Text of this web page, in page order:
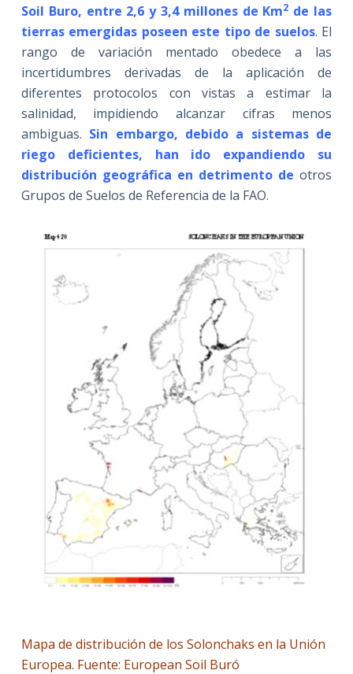
Soil Buro, entre 2,6 y 3,4 millones de Km2 de las
tierras emergidas poseen este tipo de suelos. El
rango de variación mentado obedece a las
incertidumbres derivadas de la aplicación de
diferentes protocolos con vistas a estimar la
salinidad, impidiendo alcanzar cifras menos
ambiguas. Sin embargo, debido a sistemas de
riego deficientes, han ido expandiendo su
distribución geográfica en detrimento de otros
Grupos de Suelos de Referencia de la FAO.
Mapa de distribución de los Solonchaks en la Unión
Europea. Fuente: European Soil Buró